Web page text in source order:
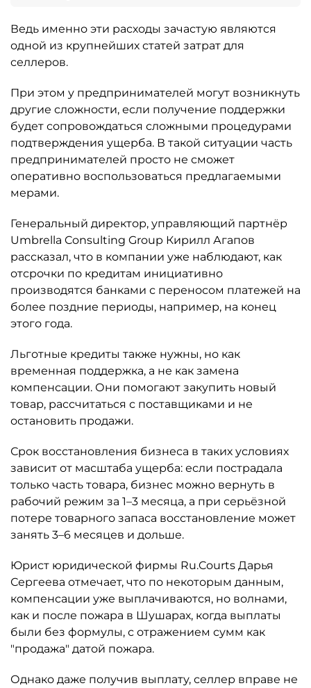
Ведь именно эти расходы зачастую являются
одной из крупнейших статей затрат для
селлеров.
При этом у предпринимателей могут возникнуть
другие сложности, если получение поддержки
будет сопровождаться сложными процедурами
подтверждения ущерба. В такой ситуации часть
предпринимателей просто не сможет
оперативно воспользоваться предлагаемыми
мерами.
Генеральный директор, управляющий партнёр
Umbrella Consulting Group Кирилл Агапов
рассказал, что в компании уже наблюдают, как
отсрочки по кредитам инициативно
производятся банками с переносом платежей на
более поздние периоды, например, на конец
этого года.
Льготные кредиты также нужны, но как
временная поддержка, а не как замена
компенсации. Они помогают закупить новый
товар, рассчитаться с поставщиками и не
остановить продажи.
Срок восстановления бизнеса в таких условиях
зависит от масштаба ущерба: если пострадала
только часть товара, бизнес можно вернуть в
рабочий режим за 1–3 месяца, а при серьёзной
потере товарного запаса восстановление может
занять 3–6 месяцев и дольше.
Юрист юридической фирмы Ru.Courts Дарья
Сергеева отмечает, что по некоторым данным,
компенсации уже выплачиваются, но волнами,
как и после пожара в Шушарах, когда выплаты
были без формулы, с отражением сумм как
"продажа" датой пожара.
Однако даже получив выплату, селлер вправе не